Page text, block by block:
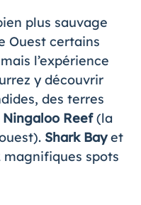
plus sauvage
Ouestcertains
l’expérience
y découvrir
des terres
Ningaloo Reef(la
Shark Bayet
spots